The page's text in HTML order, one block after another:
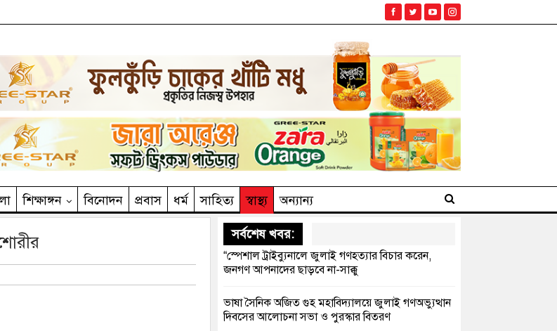
শিক্ষাঙ্গন বিনোদন প্রবাস ধর্ম সাহিত‌্য স্বাস্থ্য
অন্যান্য
সর্বশেষ খবর:
“স্পেশাল ট্রাইব্যুনালে জুলাই গণহত্যার বিচার করেন,
জনগণ আপনাদের ছাড়বে না-সাক্কু
ভাষা সৈনিক অজিত গুহ মহাবিদ্যালয়ে জুলাই গণঅভ্যুত্থান
দিবসের আলোচনা সভা ও পুরস্কার বিতরণ